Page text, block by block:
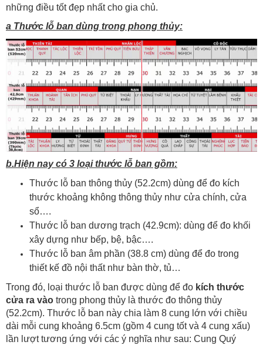
những điều tốt đẹp nhất cho gia chủ.
a Thước lỗ ban dùng trong phong thủy:
b.Hiện nay có 3 loại thước lỗ ban gồm:
Thước lỗ ban thông thủy (52.2cm) dùng để đo kích
thước khoảng không thông thủy như cửa chính, cửa
sổ….
Thước lỗ ban dương trạch (42.9cm): dùng để đo khối
xây dựng như bếp, bệ, bậc….
Thước lỗ ban âm phần (38.8 cm) dùng để đo trong
thiết kế đồ nội thất như bàn thờ, tủ…
Trong đó, loại thước lỗ ban được dùng để đo kích thước
cửa ra vào trong phong thủy là thước đo thông thủy
(52.2cm). Thước lỗ ban này chia làm 8 cung lớn với chiều
dài mỗi cung khoảng 6.5cm (gồm 4 cung tốt và 4 cung xấu)
lần lượt tương ứng với các ý nghĩa như sau: Cung Quý